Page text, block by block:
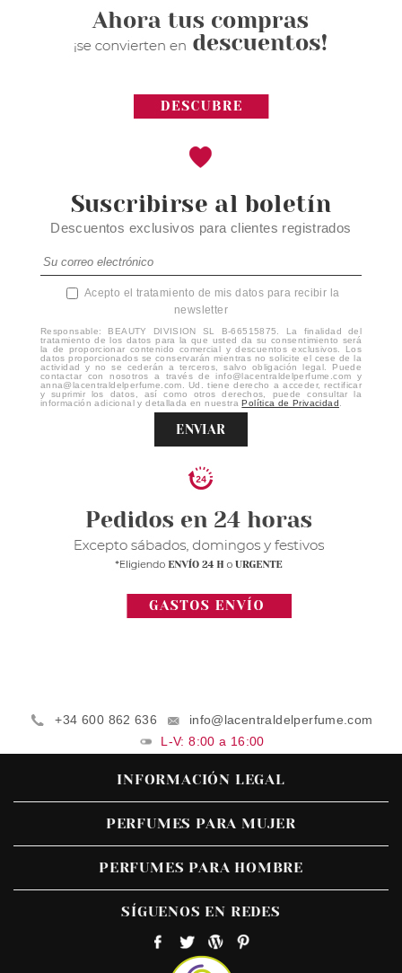
Suscribirse al boletín
Descuentos exclusivos para clientes registrados
Acepto el tratamiento de mis datos para recibir la
newsletter
Responsable: BEAUTY DIVISION SL B-66515875. La finalidad del
tratamiento de los datos para la que usted da su consentimiento será
la de proporcionar contenido comercial y descuentos exclusivos. Los
datos proporcionados se conservarán mientras no solicite el cese de la
actividad y no se cederán a terceros, salvo obligación legal. Puede
contactar con nosotros a través de info@lacentraldelperfume.com y
anna@lacentraldelperfume.com. Ud. tiene derecho a acceder, rectificar
y suprimir los datos, así como otros derechos, puede consultar la
información adicional y detallada en nuestraPolítica de Privacidad.
ENVIAR
+34 600 862 636
info@lacentraldelperfume.com
L-V: 8:00 a 16:00
INFORMACIÓN LEGAL
PERFUMES PARA MUJER
PERFUMES PARA HOMBRE
SÍGUENOS EN REDES